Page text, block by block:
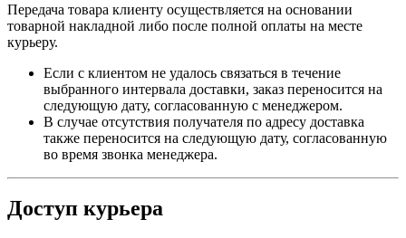
Передача товара клиенту осуществляется на основании
товарной накладной либо после полной оплаты на месте
курьеру.
Если с клиентом не удалось связаться в течение
выбранного интервала доставки, заказ переносится на
следующую дату, согласованную с менеджером.
В случае отсутствия получателя по адресу доставка
также переносится на следующую дату, согласованную
во время звонка менеджера.
Доступ курьера